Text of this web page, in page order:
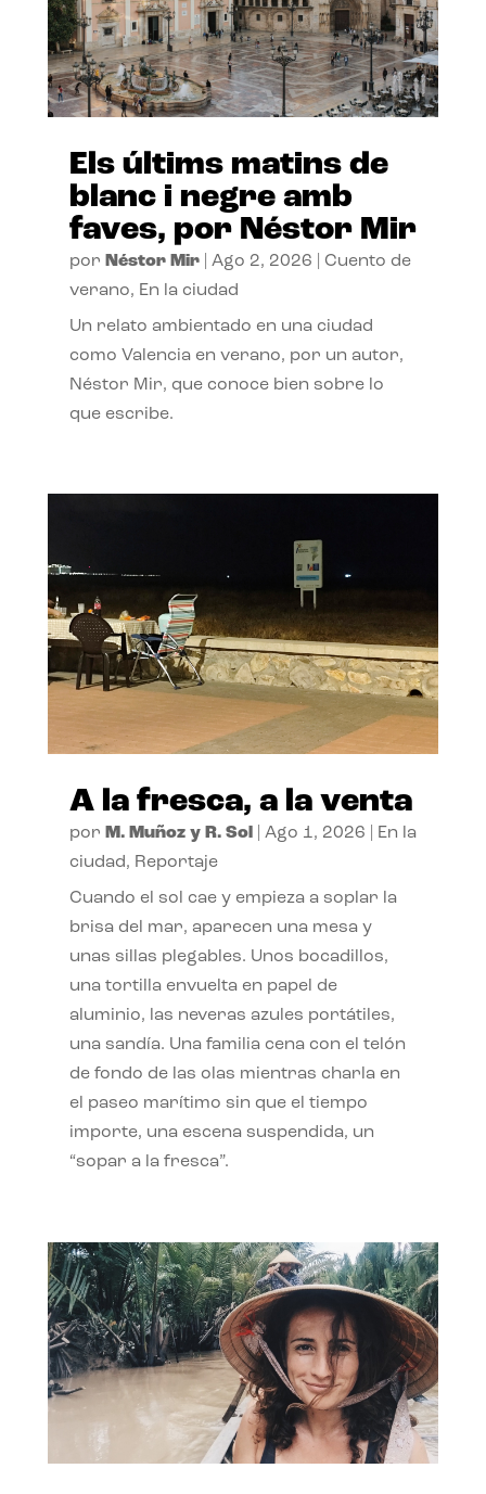
Els últims matins de
blanc i negre amb
faves, por Néstor Mir
por Néstor Mir| Ago 2, 2026
Cuento de
verano, En la ciudad
Un relato ambientado en una ciudad
como Valencia en verano, por un autor,
Néstor Mir, que conoce bien sobre lo
que escribe.
A la fresca, a la venta
por M. Muñoz y R. Sol| Ago 1, 2026
En la
ciudad, Reportaje
Cuando el sol cae y empieza a soplar la
brisa del mar, aparecen una mesa y
unas sillas plegables. Unos bocadillos,
una tortilla envuelta en papel de
aluminio, las neveras azules portátiles,
una sandía. Una familia cena con el telón
de fondo de las olas mientras charla en
el paseo marítimo sin que el tiempo
importe, una escena suspendida, un
“sopar a la fresca”.